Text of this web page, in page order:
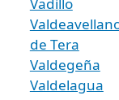
de Tera
Valdegeña
Valdelagua